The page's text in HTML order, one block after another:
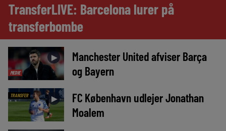
TransferLIVE: Barcelona lurer på
transferbombe
MEDIE
►
Manchester United afviser Barça
og Bayern
TRANSFER ►
FC København udlejer Jonathan
Moalem